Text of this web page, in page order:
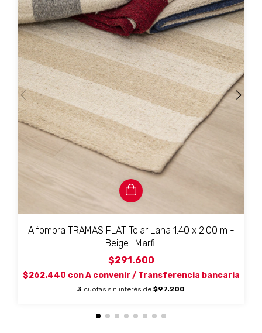
Alfombra TRAMAS FLAT Telar Lana 1.40 x 2.00 m -
Beige+Marfil
$291.600
$262.440 con A convenir / Transferencia bancaria
3 cuotas sin interés de $97.200